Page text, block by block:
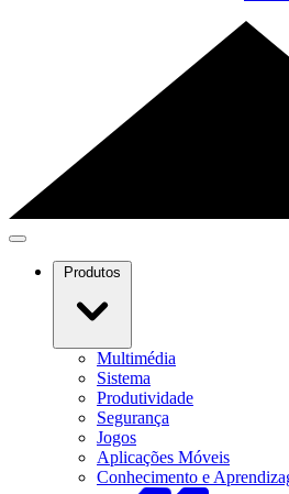
Produtos
Multimédia
Sistema
Produtividade
Segurança
Jogos
Aplicações Móveis
Conhecimento e